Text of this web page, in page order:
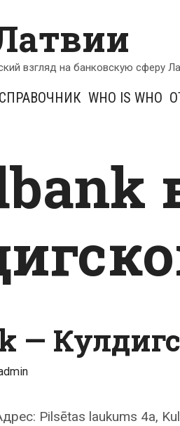
взгляд на банковскую сферу
СПРАВОЧНИК WHO IS WHO
—
Pilsētas laukums 4a,